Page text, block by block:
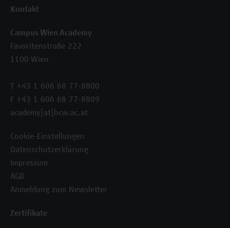
Kontakt
Campus Wien Academy
Favoritenstraße 222
1100 Wien
T +43 1 606 68 77-8800
F +43 1 606 68 77-8809
academy[at]hcw.ac.at
Cookie-Einstellungen
Datenschutzerklärung
Impressum
AGB
Anmeldung zum Newsletter
Zertifikate